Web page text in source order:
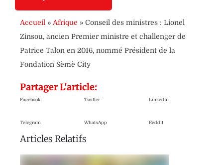
Accueil » Afrique » Conseil des ministres : Lionel
Zinsou, ancien Premier ministre et challenger de
Patrice Talon en 2016, nommé Président de la
Fondation Sèmè City
Partager L'article:
Facebook Twitter LinkedIn
Telegram WhatsApp Reddit
Articles Relatifs